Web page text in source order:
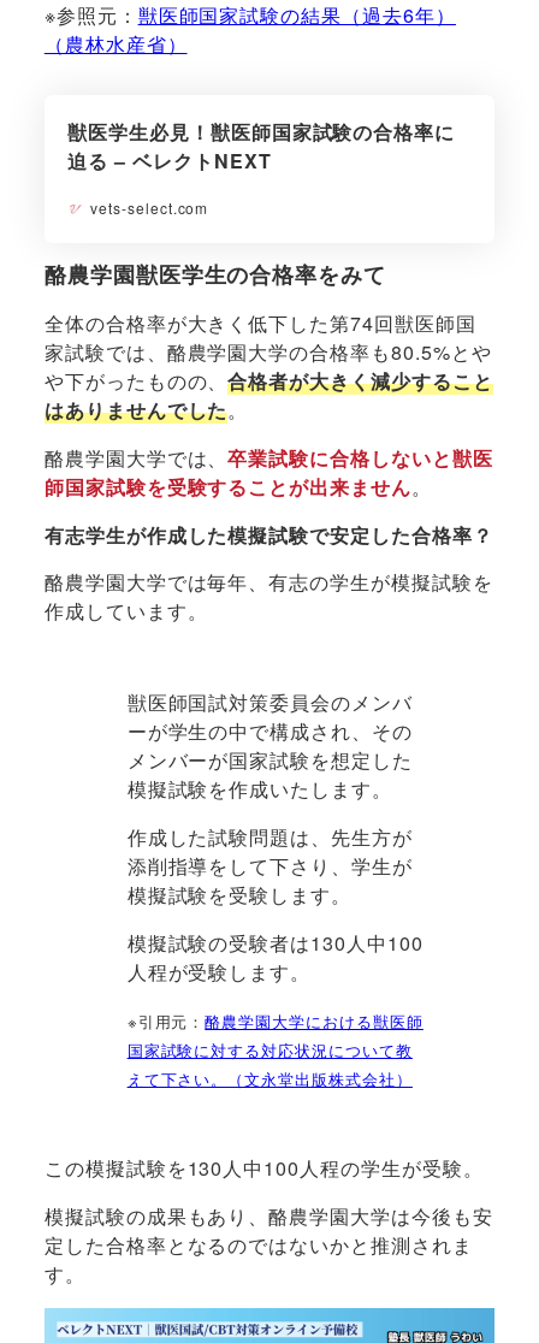
※参照元： 獣医師国家試験の結果（過去6年）
（農林水産省）
獣医学生必見！獣医師国家試験の合格率に
迫る – ベレクトNEXT
vets-select.com
酪農学園獣医学生の合格率をみて
全体の合格率が大きく低下した第74回獣医師国
家試験では、酪農学園大学の合格率も80.5%とや
や下がったものの、合格者が大きく減少すること
はありませんでした。
酪農学園大学では、卒業試験に合格しないと獣医
師国家試験を受験することが出来ません。
有志学生が作成した模擬試験で安定した合格率？
酪農学園大学では毎年、有志の学生が模擬試験を
作成しています。
獣医師国試対策委員会のメンバ
ーが学生の中で構成され、その
メンバーが国家試験を想定した
模擬試験を作成いたします。
作成した試験問題は、先生方が
添削指導をして下さり、学生が
模擬試験を受験します。
模擬試験の受験者は130人中100
人程が受験します。
※引用元：酪農学園大学における獣医師
国家試験に対する対応状況について教
えて下さい。（文永堂出版株式会社）
この模擬試験を130人中100人程の学生が受験。
模擬試験の成果もあり、酪農学園大学は今後も安
定した合格率となるのではないかと推測されま
す。